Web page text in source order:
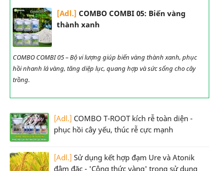
[Adl.] COMBO COMBI 05: Biến vàng
thành xanh
COMBO COMBI 05 – Bộ vi lượng giúp biến vàng thành xanh, phục
hồi nhanh lá vàng, tăng diệp lục, quang hợp và sức sống cho cây
trồng.
[Adl.] COMBO T-ROOT kích rễ toàn diện -
phục hồi cây yếu, thúc rễ cực mạnh
[Adl.] Sử dụng kết hợp đạm Ure và Atonik
đậm đặc - 'Công thức vàng' trong sử dụng